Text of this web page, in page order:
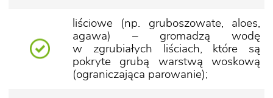
liściowe (np. gruboszowate, aloes,
agawa) – gromadzą wodę
w zgrubiałych liściach, które są
pokryte grubą warstwą woskową
(ograniczająca parowanie);